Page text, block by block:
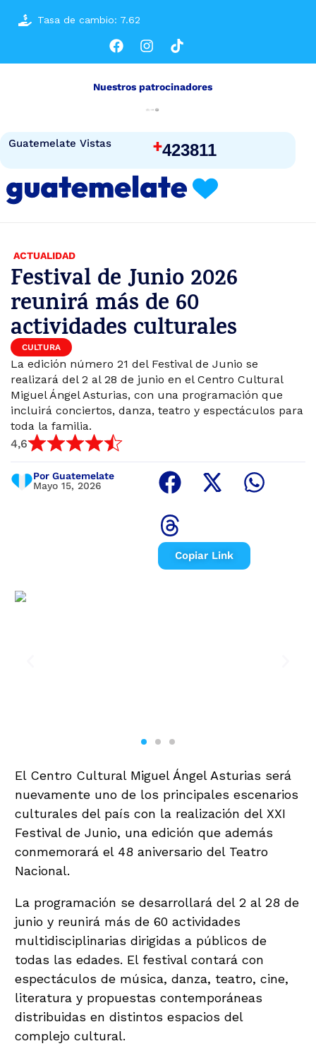
Tasa de cambio: 7.62
Guatemelate Vistas +423811
Nuestros patrocinadores
ACTUALIDAD
Festival de Junio 2026
reunirá más de 60
actividades culturales
CULTURA
La edición número 21 del Festival de Junio se
realizará del 2 al 28 de junio en el Centro Cultural
Miguel Ángel Asturias, con una programación que
incluirá conciertos, danza, teatro y espectáculos para
toda la familia.
4,6
Por Guatemelate
Mayo 15, 2026
Copiar Link
El Centro Cultural Miguel Ángel Asturias será
nuevamente uno de los principales escenarios
culturales del país con la realización del XXI
Festival de Junio, una edición que además
conmemorará el 48 aniversario del Teatro
Nacional.
La programación se desarrollará del 2 al 28 de
junio y reunirá más de 60 actividades
multidisciplinarias dirigidas a públicos de
todas las edades. El festival contará con
espectáculos de música, danza, teatro, cine,
literatura y propuestas contemporáneas
distribuidas en distintos espacios del
complejo cultural.